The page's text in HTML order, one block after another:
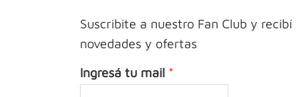
Suscribite a nuestro Fan Club y recibí
novedades y ofertas
Ingresá tu mail *